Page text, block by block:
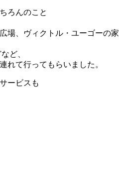
ろんのこと
場、ヴィクトル・ユーゴーの家
ど、
れて行ってもらいました。
ービスも